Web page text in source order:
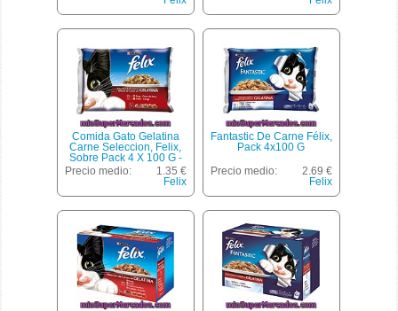
Comida Gato Gelatina
Carne Seleccion, Felix,
Sobre Pack 4 X 100 G -
400 G
Precio medio:
1.35 €
Felix
Fantastic De Carne Félix,
Pack 4x100 G
Precio medio:
2.69 €
Felix